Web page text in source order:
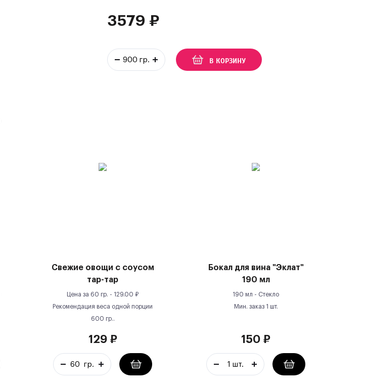
3579 ₽
В КОРЗИНУ
Свежие овощи с соусом
тар-тар
Цена за 60 гр. - 129.00 ₽
Рекомендация веса одной порции
600 гр..
129₽
Бокал для вина "Эклат"
190 мл
190 мл - Стекло
Мин. заказ 1 шт.
150 ₽